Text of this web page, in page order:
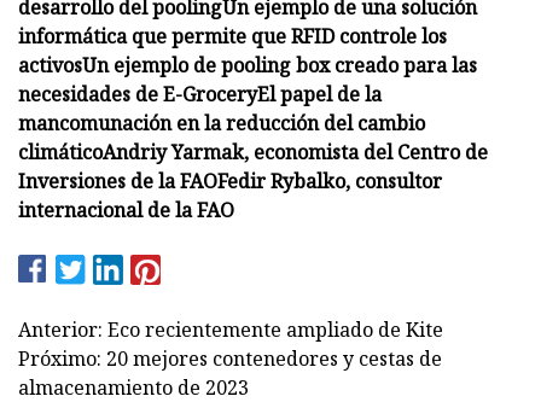
desarrollo del poolingUn ejemplo de una solución
informática que permite que RFID controle los
activosUn ejemplo de pooling box creado para las
necesidades de E-GroceryEl papel de la
mancomunación en la reducción del cambio
climáticoAndriy Yarmak, economista del Centro de
Inversiones de la FAOFedir Rybalko, consultor
internacional de la FAO
Anterior: Eco recientemente ampliado de Kite
Próximo: 20 mejores contenedores y cestas de
almacenamiento de 2023